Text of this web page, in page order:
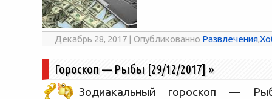
Декабрь 28, 2017 | Опубликованно Развлечения,
Гороскоп — Рыбы [29/12/2017] »
Зодиакальный гороскоп —